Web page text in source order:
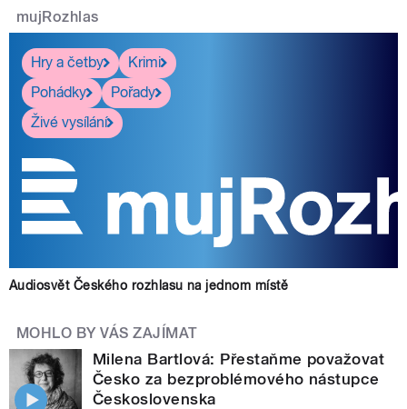
mujRozhlas
Hry a četby
Krimi
Pohádky
Pořady
Živé vysílání
Audiosvět Českého rozhlasu na jednom místě
MOHLO BY VÁS ZAJÍMAT
Milena Bartlová: Přestaňme považovat
Česko za bezproblémového nástupce
Československa